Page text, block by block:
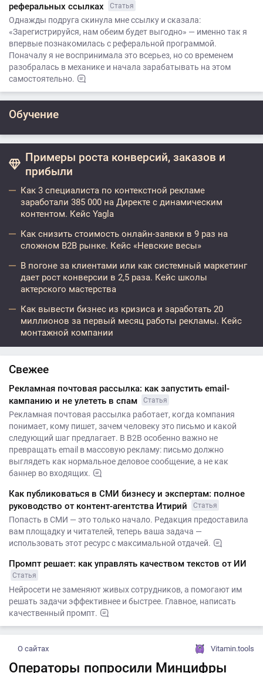
реферальных ссылках
Статья
Однажды подруга скинула мне ссылку и сказала:
«Зарегистрируйся, нам обеим будет выгодно» — именно так я
впервые познакомилась с реферальной программой.
Поначалу я не воспринимала это всерьез, но со временем
разобралась в механике и начала зарабатывать на этом
самостоятельно.
Обучение
Примеры роста конверсий, заказов и
прибыли
Как 3 специалиста по контекстной рекламе
заработали 385 000 на Директе с динамическим
контентом. Кейс Yagla
Как снизить стоимость онлайн-заявки в 9 раз на
сложном B2B рынке. Кейс «Невские весы»
В погоне за клиентами или как системный маркетинг
дает рост конверсии в 2,5 раза. Кейс школы
актерского мастерства
Как вывести бизнес из кризиса и заработать 20
миллионов за первый месяц работы рекламы. Кейс
монтажной компании
Свежее
Рекламная почтовая рассылка: как запустить email-
кампанию и не улететь в спам
Статья
Рекламная почтовая рассылка работает, когда компания
понимает, кому пишет, зачем человеку это письмо и какой
следующий шаг предлагает. В B2B особенно важно не
превращать email в массовую рекламу: письмо должно
выглядеть как нормальное деловое сообщение, а не как
баннер во входящих.
Как публиковаться в СМИ бизнесу и экспертам: полное
руководство от контент-агентства Итирий
Статья
Попасть в СМИ — это только начало. Редакция предоставила
вам площадку и читателей, теперь ваша задача —
использовать этот ресурс с максимальной отдачей.
Промпт решает: как управлять качеством текстов от ИИ
Статья
Нейросети не заменяют живых сотрудников, а помогают им
решать задачи эффективнее и быстрее. Главное, написать
качественный промпт.
О сайтах Vitamin.tools
Операторы попросили Минцифры